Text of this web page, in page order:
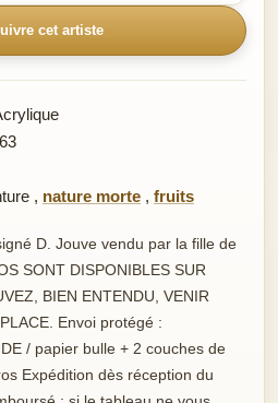
cet artiste
, nature morte , fruits
D. Jouve vendu par la fille de
SONT DISPONIBLES SUR
BIEN ENTENDU, VENIR
Envoi protégé :
/ papier bulle + 2 couches de
Expédition dès réception du